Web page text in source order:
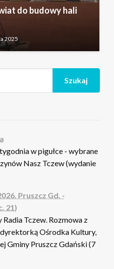
do budowy hali
2025
w pigułce - wybrane
Nasz Tczew (wydanie
Pruszcz Gd. -
21)
Tczew. Rozmowa z
Ośrodka Kultury,
Gminy Pruszcz Gdański (7